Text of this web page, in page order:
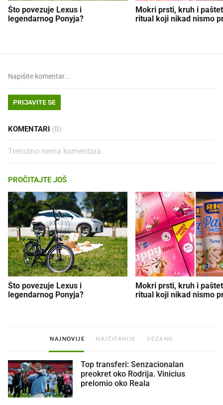
Što povezuje Lexus i
legendarnog Ponyja?
Mokri prsti, kruh i
ritual koji nikad nismo
PRIJAVITE SE
KOMENTARI (0)
Trenutno nema komentara.
PROČITAJTE JOŠ
Što povezuje Lexus i
legendarnog Ponyja?
Mokri prsti, kruh i
ritual koji nikad nismo
NAJNOVIJE NAJČITANIJE VEZANO
Top transferi: Senzacionalan
preokret oko Rodrija. Vinicius
prelomio oko Reala